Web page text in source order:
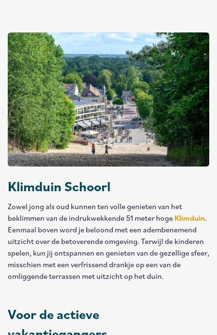
Klimduin Schoorl
Zowel jong als oud kunnen ten volle genieten van het
beklimmen van de indrukwekkende 51 meter hoge Klimduin.
Eenmaal boven word je beloond met een adembenemend
uitzicht over de betoverende omgeving. Terwijl de kinderen
spelen, kun jij ontspannen en genieten van de gezellige sfeer,
misschien met een verfrissend drankje op een van de
omliggende terrassen met uitzicht op het duin.
Voor de actieve